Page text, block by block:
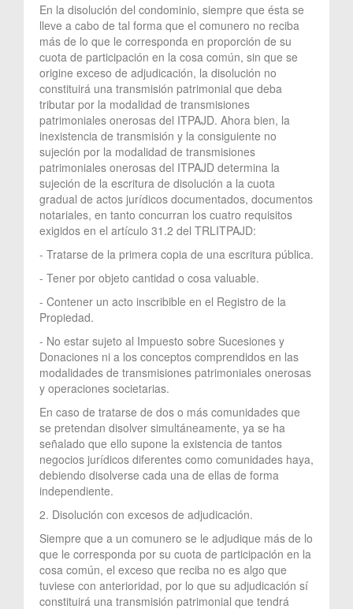
En la disolución del condominio, siempre que ésta se
lleve a cabo de tal forma que el comunero no reciba
más de lo que le corresponda en proporción de su
cuota de participación en la cosa común, sin que se
origine exceso de adjudicación, la disolución no
constituirá una transmisión patrimonial que deba
tributar por la modalidad de transmisiones
patrimoniales onerosas del ITPAJD. Ahora bien, la
inexistencia de transmisión y la consiguiente no
sujeción por la modalidad de transmisiones
patrimoniales onerosas del ITPAJD determina la
sujeción de la escritura de disolución a la cuota
gradual de actos jurídicos documentados, documentos
notariales, en tanto concurran los cuatro requisitos
exigidos en el artículo 31.2 del TRLITPAJD:
- Tratarse de la primera copia de una escritura pública.
- Tener por objeto cantidad o cosa valuable.
- Contener un acto inscribible en el Registro de la
Propiedad.
- No estar sujeto al Impuesto sobre Sucesiones y
Donaciones ni a los conceptos comprendidos en las
modalidades de transmisiones patrimoniales onerosas
y operaciones societarias.
En caso de tratarse de dos o más comunidades que
se pretendan disolver simultáneamente, ya se ha
señalado que ello supone la existencia de tantos
negocios jurídicos diferentes como comunidades haya,
debiendo disolverse cada una de ellas de forma
independiente.
2. Disolución con excesos de adjudicación.
Siempre que a un comunero se le adjudique más de lo
que le corresponda por su cuota de participación en la
cosa común, el exceso que reciba no es algo que
tuviese con anterioridad, por lo que su adjudicación sí
constituirá una transmisión patrimonial que tendrá